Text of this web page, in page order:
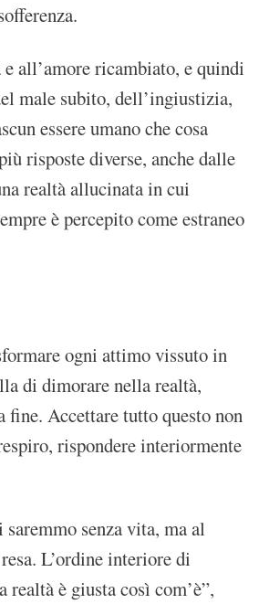
all’amore ricambiato, e quindi
male subito, dell’ingiustizia,
essere umano che cosa
risposte diverse, anche dalle
realtà allucinata in cui
è percepito come estraneo
ogni attimo vissuto in
di dimorare nella realtà,
fine. Accettare tutto questo non
rispondere interiormente
senza vita, ma al
L’ordine interiore di
è giusta così com’è”,